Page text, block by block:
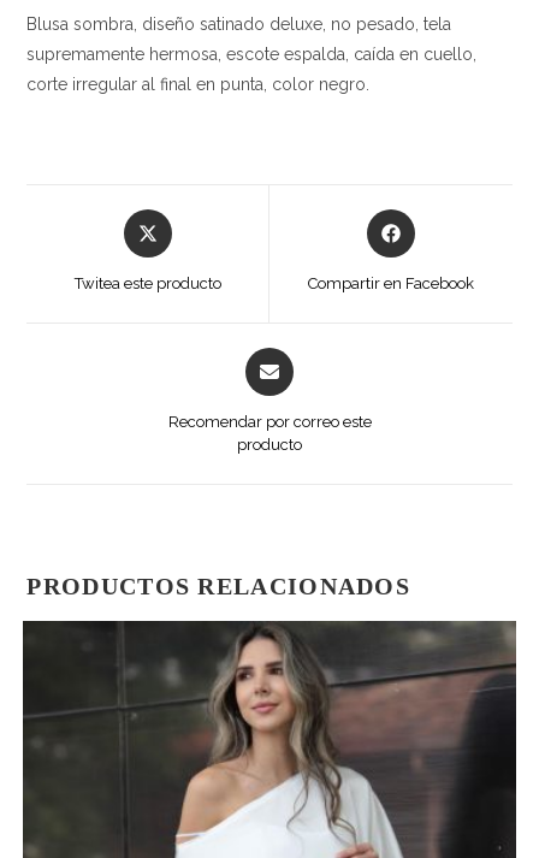
Blusa sombra, diseño satinado deluxe, no pesado, tela
supremamente hermosa, escote espalda, caída en cuello,
corte irregular al final en punta, color negro.
Opens
in
Twitea este producto
Opens
in
Compartir en Facebook
Opens
in
new
Recomendar por correo este
producto
PRODUCTOS RELACIONADOS